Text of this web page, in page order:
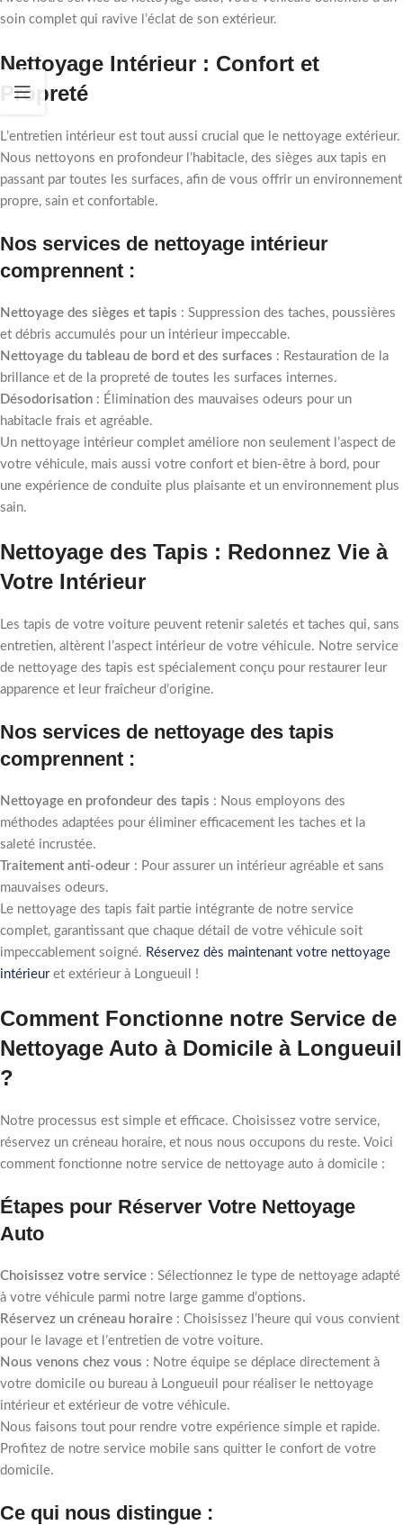
soin complet qui ravive l’éclat de son extérieur.
Nettoyage Intérieur : Confort et
Propreté
L’entretien intérieur est tout aussi crucial que le nettoyage extérieur.
Nous nettoyons en profondeur l’habitacle, des sièges aux tapis en
passant par toutes les surfaces, afin de vous offrir un environnement
propre, sain et confortable.
Nos services de nettoyage intérieur
comprennent :
Nettoyage des sièges et tapis : Suppression des taches, poussières
et débris accumulés pour un intérieur impeccable.
Nettoyage du tableau de bord et des surfaces : Restauration de la
brillance et de la propreté de toutes les surfaces internes.
Désodorisation : Élimination des mauvaises odeurs pour un
habitacle frais et agréable.
Un nettoyage intérieur complet améliore non seulement l’aspect de
votre véhicule, mais aussi votre confort et bien-être à bord, pour
une expérience de conduite plus plaisante et un environnement plus
sain.
Nettoyage des Tapis : Redonnez Vie à
Votre Intérieur
Les tapis de votre voiture peuvent retenir saletés et taches qui, sans
entretien, altèrent l’aspect intérieur de votre véhicule. Notre service
de nettoyage des tapis est spécialement conçu pour restaurer leur
apparence et leur fraîcheur d’origine.
Nos services de nettoyage des tapis
comprennent :
Nettoyage en profondeur des tapis : Nous employons des
méthodes adaptées pour éliminer efficacement les taches et la
saleté incrustée.
Traitement anti-odeur : Pour assurer un intérieur agréable et sans
mauvaises odeurs.
Le nettoyage des tapis fait partie intégrante de notre service
complet, garantissant que chaque détail de votre véhicule soit
impeccablement soigné. Réservez dès maintenant votre nettoyage
intérieuret extérieur à Longueuil !
Comment Fonctionne notre Service de
Nettoyage Auto à Domicile à Longueuil
?
Notre processus est simple et efficace. Choisissez votre service,
réservez un créneau horaire, et nous nous occupons du reste. Voici
comment fonctionne notre service de nettoyage auto à domicile :
Étapes pour Réserver Votre Nettoyage
Auto
Choisissez votre service : Sélectionnez le type de nettoyage adapté
à votre véhicule parmi notre large gamme d’options.
Réservez un créneau horaire : Choisissez l’heure qui vous convient
pour le lavage et l’entretien de votre voiture.
Nous venons chez vous : Notre équipe se déplace directement à
votre domicile ou bureau à Longueuil pour réaliser le nettoyage
intérieur et extérieur de votre véhicule.
Nous faisons tout pour rendre votre expérience simple et rapide.
Profitez de notre service mobile sans quitter le confort de votre
domicile.
Ce qui nous distingue :